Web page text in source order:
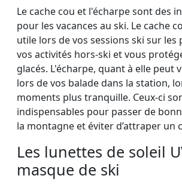
Le cache cou et l'écharpe sont des
pour les vacances au ski. Le cache
utile lors de vos sessions ski sur les
vos activités hors-ski et vous
glacés. L'écharpe, quant à elle peut
lors de vos balade dans la station,
moments plus tranquille. Ceux-ci
indispensables pour passer de
la montagne et éviter d’attraper un
Les lunettes de soleil
masque de ski